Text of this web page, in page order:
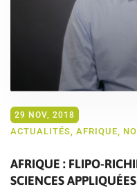
29 NOV, 2018
ACTUALITÉS, AFRIQUE,
AFRIQUE : FLIPO-
SCIENCES